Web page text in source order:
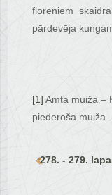
florēniem
pārdevēja
[1] Amta muiža –
piederoša muiža.
278. - 279.